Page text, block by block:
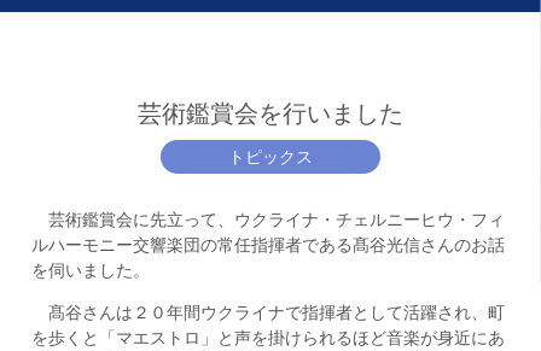
芸術鑑賞会を行いました
トピックス
芸術鑑賞会に先立って、ウクライナ・チェルニーヒウ・フィ
ルハーモニー交響楽団の常任指揮者である髙谷光信さんのお話
を伺いました。
髙谷さんは２０年間ウクライナで指揮者として活躍され、町
を歩くと「マエストロ」と声を掛けられるほど音楽が身近にあ